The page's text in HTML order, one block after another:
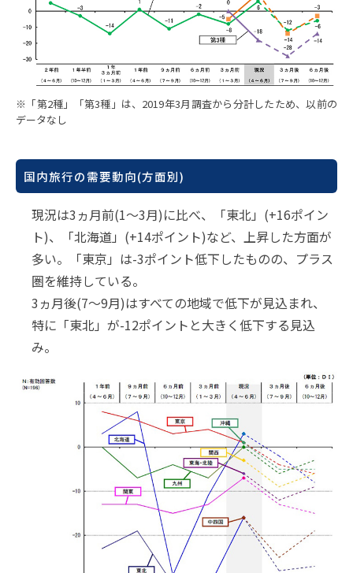
※「第2種」「第3種」は、2019年3月調査から分計したため、以前の
データなし
国内旅行の需要動向(方面別)
現況は3ヵ月前(1～3月)に比べ、「東北」(+16ポイン
ト)、「北海道」(+14ポイント)など、上昇した方面が
多い。「東京」は-3ポイント低下したものの、プラス
圏を維持している。
3ヵ月後(7～9月)はすべての地域で低下が見込まれ、
特に「東北」が-12ポイントと大きく低下する見込
み。